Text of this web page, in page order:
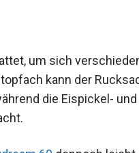
um sich
kann der
während die